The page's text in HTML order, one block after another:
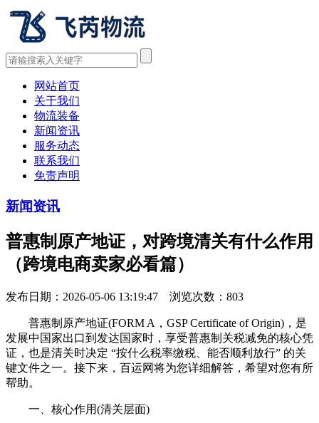
网站首页
关于我们
物流装备
新闻资讯
服务动态
联系我们
免责声明
新闻资讯
普惠制原产地证，对跨境清关有什么作用
（跨境电商卖家必看篇）
发布日期：2026-05-06 13:19:47 浏览次数： 803
普惠制原产地证(FORM A，GSP Certificate of Origin)，是
发展中国家出口到发达国家时，享受普惠制关税减免的核心凭
证，也是清关时决定 “按什么税率缴税、能否顺利放行” 的关
键文件之一。接下来，百运网将为您详细解答，希望对您有所
帮助。
一、核心作用(清关层面)